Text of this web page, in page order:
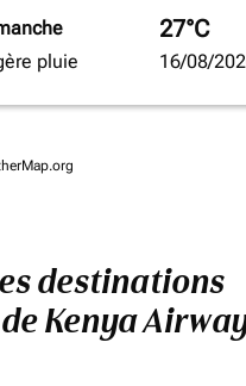
pluie
27°C
16/08/
destinations
Kenya